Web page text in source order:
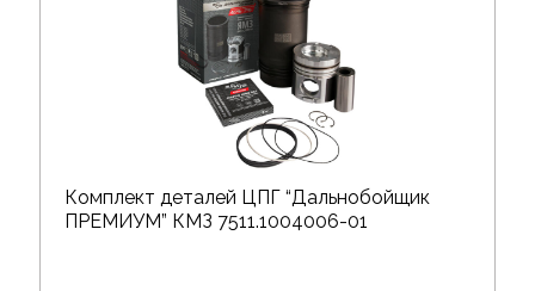
Комплект деталей ЦПГ “Дальнобойщик
ПРЕМИУМ” КМЗ 7511.1004006-01